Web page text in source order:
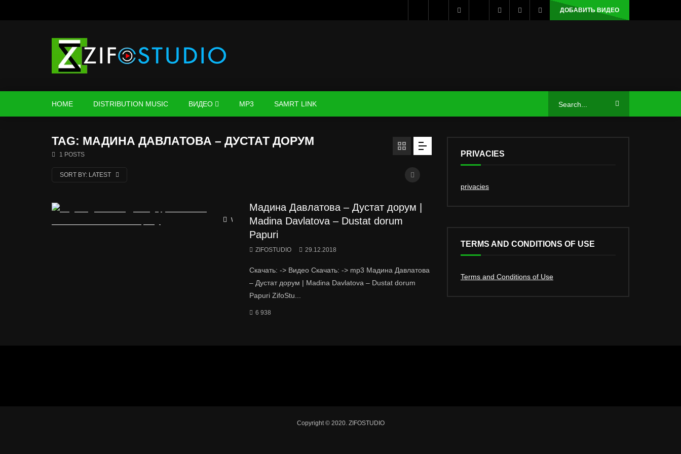
ДОБАВИТЬ ВИДЕО
HOME DISTRIBUTION MUSIC ВИДЕО MP3 SAMRT LINK
TAG: МАДИНА ДАВЛАТОВА – ДУСТАТ ДОРУМ
1 POSTS
SORT BY: LATEST
Watch Later
Мадина Давлатова – Дустат дорум |
Madina Davlatova – Dustat dorum
Papuri
ZIFOSTUDIO 29.12.2018
Скачать: -> Видео Скачать: -> mp3 Мадина Давлатова
– Дустат дорум | Madina Davlatova – Dustat dorum
Papuri ZifoStu...
6 938
PRIVACIES
privacies
TERMS AND CONDITIONS OF USE
Terms and Conditions of Use
Copyright © 2020. ZIFOSTUDIO